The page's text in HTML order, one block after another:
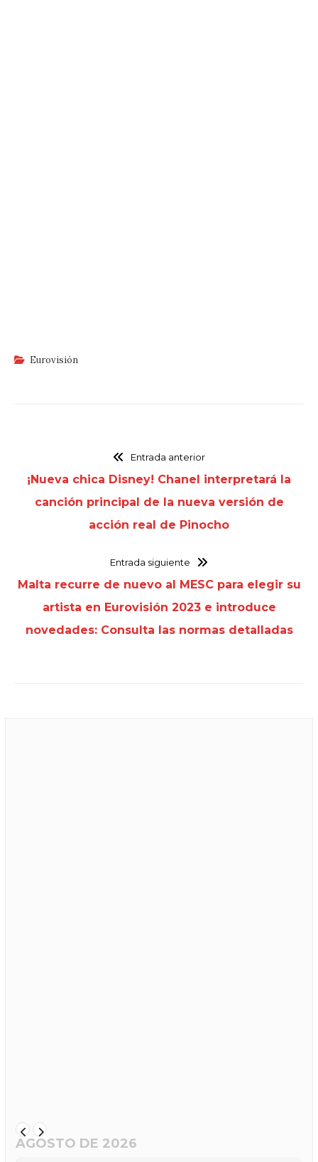
Eurovisión
Entrada anterior
¡Nueva chica Disney! Chanel interpretará la
canción principal de la nueva versión de
acción real de Pinocho
Entrada siguiente
Malta recurre de nuevo al MESC para elegir su
artista en Eurovisión 2023 e introduce
novedades: Consulta las normas detalladas
AGOSTO DE 2026